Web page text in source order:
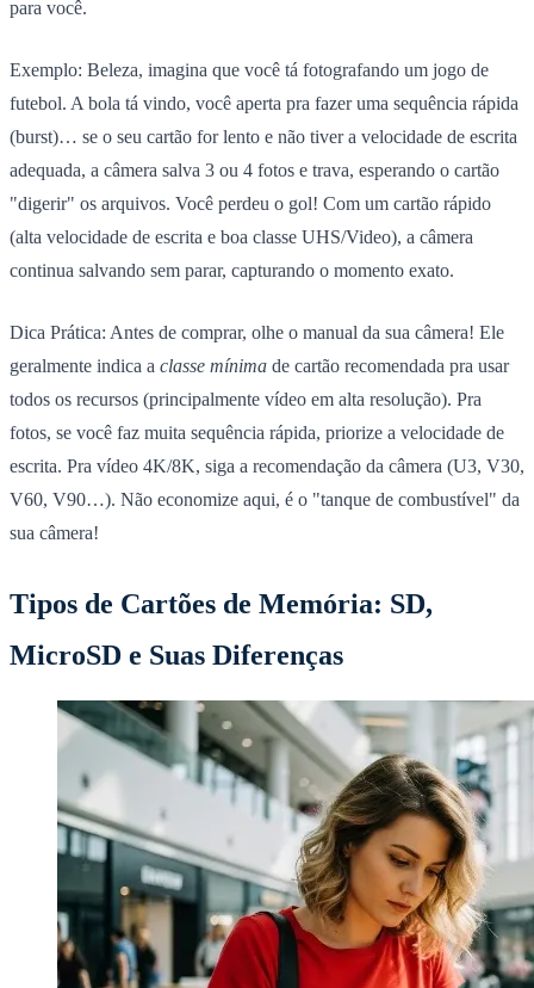
para você.
Exemplo: Beleza, imagina que você tá fotografando um jogo de
futebol. A bola tá vindo, você aperta pra fazer uma sequência rápida
(burst)… se o seu cartão for lento e não tiver a velocidade de escrita
adequada, a câmera salva 3 ou 4 fotos e trava, esperando o cartão
"digerir" os arquivos. Você perdeu o gol! Com um cartão rápido
(alta velocidade de escrita e boa classe UHS/Video), a câmera
continua salvando sem parar, capturando o momento exato.
Dica Prática: Antes de comprar, olhe o manual da sua câmera! Ele
geralmente indica a classe mínima de cartão recomendada pra usar
todos os recursos (principalmente vídeo em alta resolução). Pra
fotos, se você faz muita sequência rápida, priorize a velocidade de
escrita. Pra vídeo 4K/8K, siga a recomendação da câmera (U3, V30,
V60, V90…). Não economize aqui, é o "tanque de combustível" da
sua câmera!
Tipos de Cartões de Memória: SD,
MicroSD e Suas Diferenças